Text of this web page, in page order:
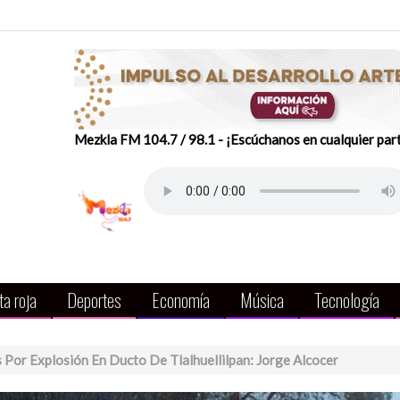
Mezkla FM 104.7 / 98.1 - ¡Escúchanos en cualquier
roja Deportes Economía Música Tecnología
Por Explosión En Ducto De Tlalhuellilpan: Jorge Alcocer